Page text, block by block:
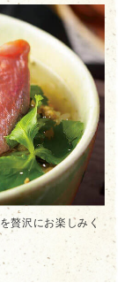
贅沢にお楽しみく